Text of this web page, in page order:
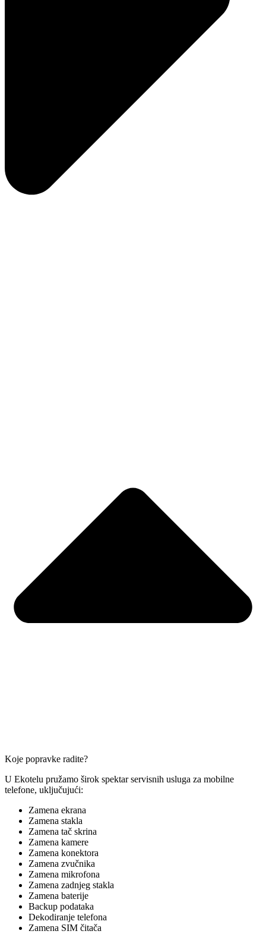
Koje popravke radite?
U Ekotelu pružamo širok spektar servisnih usluga za mobilne
telefone, uključujući:
Zamena ekrana
Zamena stakla
Zamena tač skrina
Zamena kamere
Zamena konektora
Zamena zvučnika
Zamena mikrofona
Zamena zadnjeg stakla
Zamena baterije
Backup podataka
Dekodiranje telefona
Zamena SIM čitača